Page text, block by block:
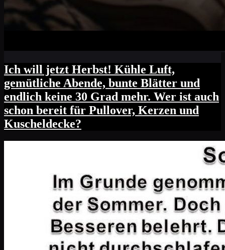
Ich will jetzt Herbst! Kühle Luft,
gemütliche Abende, bunte Blätter und
endlich keine 30 Grad mehr. Wer ist auch
schon bereit für Pullover, Kerzen und
Kuscheldecke?